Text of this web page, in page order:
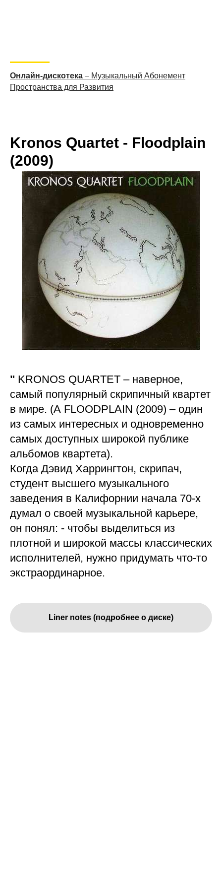
Онлайн-дискотека – Музыкальный Абонемент
Пространства для Развития
Kronos Quartet - Floodplain
(2009)
" KRONOS QUARTET – наверное,
самый популярный скрипичный квартет
в мире. (А FLOODPLAIN (2009) – один
из самых интересных и одновременно
самых доступных широкой публике
альбомов квартета).
Когда Дэвид Харрингтон, скрипач,
студент высшего музыкального
заведения в Калифорнии начала 70-х
думал о своей музыкальной карьере,
он понял: - чтобы выделиться из
плотной и широкой массы классических
исполнителей, нужно придумать что-то
экстраординарное.
Liner notes (подробнее о диске)